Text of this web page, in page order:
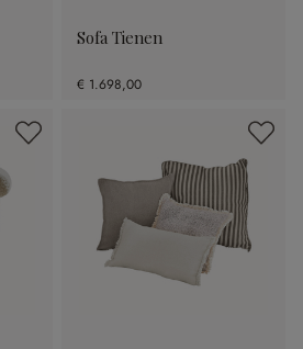
Sofa Tienen
€ 1.698,00